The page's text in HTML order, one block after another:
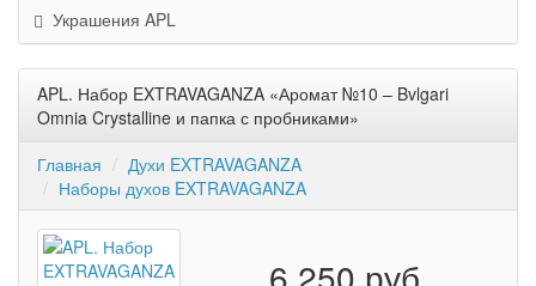
Украшения APL
APL. Набор EXTRAVAGANZA «Аромат №10 – Bvlgari
Omnia Crystalline и папка с пробниками»
Главная
Духи EXTRAVAGANZA
Наборы духов EXTRAVAGANZA
6 250 руб.